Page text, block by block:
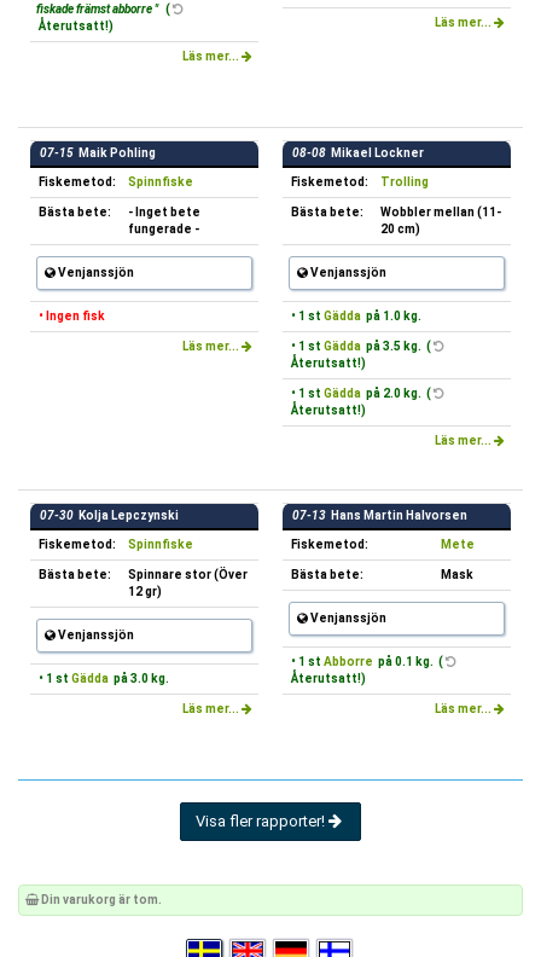
fiskade främst abborre " (
Återutsatt!)
Läs mer...
Läs mer...
07-15 Maik Pohling
Fiskemetod: Spinnfiske
Bästa bete:
- Inget bete
fungerade -
Venjanssjön
• Ingen fisk
Läs mer...
08-08 Mikael Lockner
Fiskemetod: Trolling
Bästa bete:
Wobbler mellan (11-
20 cm)
Venjanssjön
• 1 st Gädda på 1.0 kg.
• 1 st Gädda på 3.5 kg. (
Återutsatt!)
• 1 st Gädda på 2.0 kg. (
Återutsatt!)
Läs mer...
07-30 Kolja Lepczynski
Fiskemetod: Spinnfiske
Bästa bete:
Spinnare stor (Över
12 gr)
Venjanssjön
• 1 st Gädda på 3.0 kg.
Läs mer...
07-13 Hans Martin Halvorsen
Fiskemetod: Mete
Bästa bete: Mask
Venjanssjön
• 1 st Abborre på 0.1 kg. (
Återutsatt!)
Läs mer...
Visa fler rapporter!
Din varukorg är tom.